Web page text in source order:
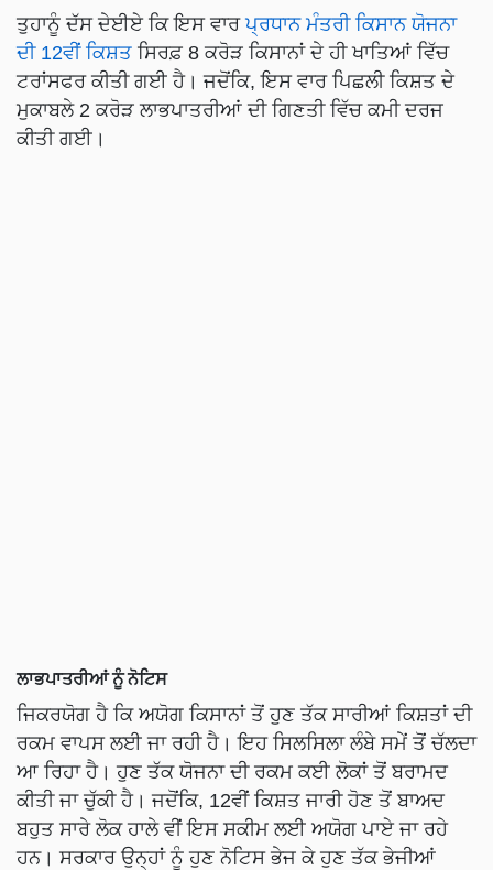
ਤੁਹਾਨੂੰ ਦੱਸ ਦੇਈਏ ਕਿ ਇਸ ਵਾਰਪ੍ਰਧਾਨ ਮੰਤਰੀ ਕਿਸਾਨ ਯੋਜਨਾ
ਦੀ 12ਵੀਂ ਕਿਸ਼ਤ ਸਿਰਫ਼ 8 ਕਰੋੜ ਕਿਸਾਨਾਂ ਦੇ ਹੀ ਖਾਤਿਆਂ ਵਿੱਚ
ਟਰਾਂਸਫਰ ਕੀਤੀ ਗਈ ਹੈ। ਜਦੋਂਕਿ, ਇਸ ਵਾਰ ਪਿਛਲੀ ਕਿਸ਼ਤ ਦੇ
ਮੁਕਾਬਲੇ 2 ਕਰੋੜ ਲਾਭਪਾਤਰੀਆਂ ਦੀ ਗਿਣਤੀ ਵਿੱਚ ਕਮੀ ਦਰਜ
ਕੀਤੀ ਗਈ।
ਲਾਭਪਾਤਰੀਆਂ ਨੂੰ ਨੋਟਿਸ
ਜਿਕਰਯੋਗ ਹੈ ਕਿ ਅਯੋਗ ਕਿਸਾਨਾਂ ਤੋਂ ਹੁਣ ਤੱਕ ਸਾਰੀਆਂ ਕਿਸ਼ਤਾਂ ਦੀ
ਰਕਮ ਵਾਪਸ ਲਈ ਜਾ ਰਹੀ ਹੈ। ਇਹ ਸਿਲਸਿਲਾ ਲੰਬੇ ਸਮੇਂ ਤੋਂ ਚੱਲਦਾ
ਆ ਰਿਹਾ ਹੈ। ਹੁਣ ਤੱਕ ਯੋਜਨਾ ਦੀ ਰਕਮ ਕਈ ਲੋਕਾਂ ਤੋਂ ਬਰਾਮਦ
ਕੀਤੀ ਜਾ ਚੁੱਕੀ ਹੈ। ਜਦੋਂਕਿ, 12ਵੀਂ ਕਿਸ਼ਤ ਜਾਰੀ ਹੋਣ ਤੋਂ ਬਾਅਦ
ਬਹੁਤ ਸਾਰੇ ਲੋਕ ਹਾਲੇ ਵੀਂ ਇਸ ਸਕੀਮ ਲਈ ਅਯੋਗ ਪਾਏ ਜਾ ਰਹੇ
ਹਨ। ਸਰਕਾਰ ਉਨ੍ਹਾਂ ਨੂੰ ਹੁਣ ਨੋਟਿਸ ਭੇਜ ਕੇ ਹੁਣ ਤੱਕ ਭੇਜੀਆਂ